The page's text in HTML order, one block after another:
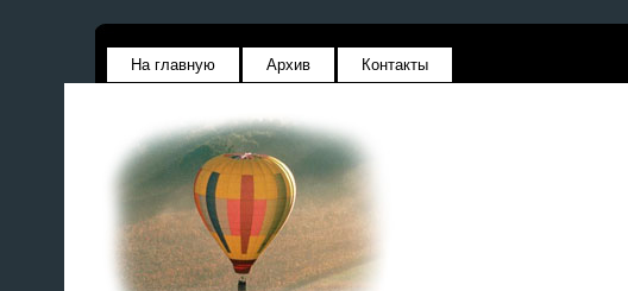
На главную Архив Контакты